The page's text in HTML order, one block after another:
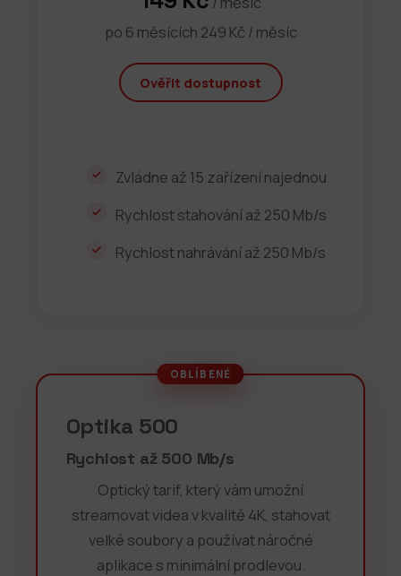
po 6 měsících 249 Kč / měsíc
Ověřit dostupnost
Zvládne až 15 zařízení najednou
Rychlost stahování až 250 Mb/s
Rychlost nahrávání až 250 Mb/s
Optika 500
Rychlost až 500 Mb/s
Optický tarif, který vám umožní
streamovat videa v kvalitě 4K, stahovat
velké soubory a používat náročné
aplikace s minimální prodlevou.